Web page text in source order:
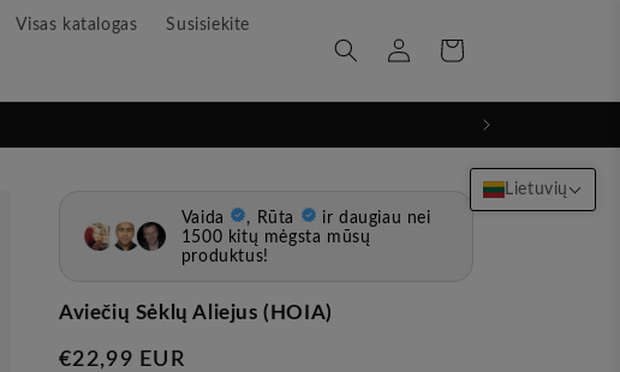
Visas katalogas Susisiekite
PrisijunkiteKrepšelis
Aviečių Sėklų Aliejus (HOIA)
Įprasta
€22,99 EUR
Lietuvių